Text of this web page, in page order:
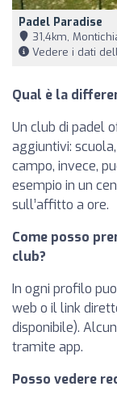
Padel Paradise
31,4km,
Vedere i dati
Qual è la
Un club di padel
aggiuntivi:
campo, invece,
esempio in un
sull’affitto a ore.
Come posso
club?
In ogni profilo
web o il link
disponibile).
tramite app.
Posso vedere